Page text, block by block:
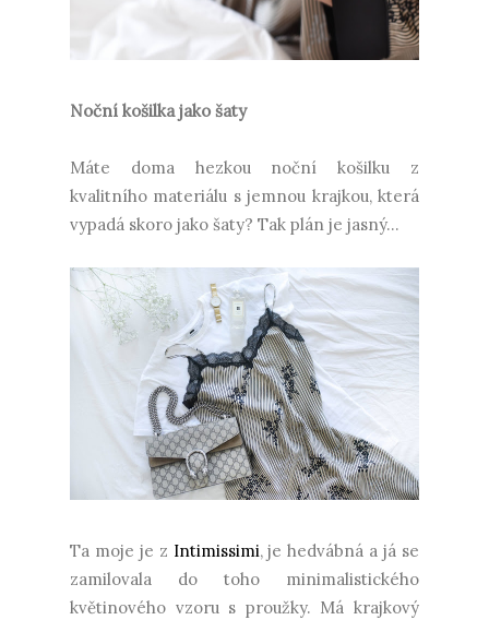
Noční košilka jako šaty
Máte doma hezkou noční košilku z
kvalitního materiálu s jemnou krajkou, která
vypadá skoro jako šaty? Tak plán je jasný...
Ta moje je z Intimissimi, je hedvábná a já se
zamilovala do toho minimalistického
květinového vzoru s proužky. Má krajkový